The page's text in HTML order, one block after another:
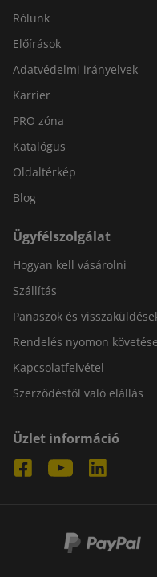
Rólunk
Előírások
Adatvédelmi irányelvek
Karrier
PRO zóna
Katalógus
Oldaltérkép
Blog
Ügyfélszolgálat
Hogyan kell vásárolni
Szállítás
Panaszok és
Rendelés nyomon követése
Kapcsolatfelvétel
Szerződéstől való elállás
Üzlet információ